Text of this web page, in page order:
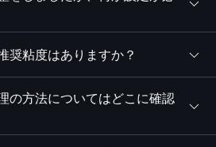
奨粘度はありますか？
の方法についてはどこに確認